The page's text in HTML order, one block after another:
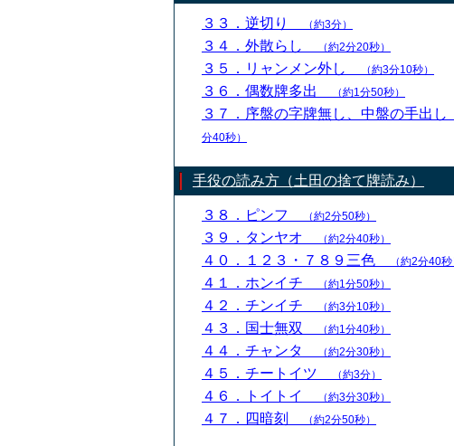
３３．逆切り （約3分）
３４．外散らし （約2分20秒）
３５．リャンメン外し （約3分10秒）
３６．偶数牌多出 （約1分50秒）
３７．序盤の字牌無し、中盤の手出し
分40秒）
手役の読み方（土田の捨て牌読み）
３８．ピンフ （約2分50秒）
３９．タンヤオ （約2分40秒）
４０．１２３・７８９三色 （約2分40秒
４１．ホンイチ （約1分50秒）
４２．チンイチ （約3分10秒）
４３．国士無双 （約1分40秒）
４４．チャンタ （約2分30秒）
４５．チートイツ （約3分）
４６．トイトイ （約3分30秒）
４７．四暗刻 （約2分50秒）